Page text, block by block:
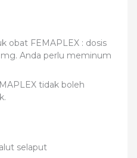
obat FEMAPLEX : dosis
mg. Anda perlu meminum
tidak boleh
selaput